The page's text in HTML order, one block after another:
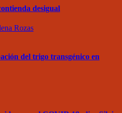
desigual
Rozas
del trigo transgénico en